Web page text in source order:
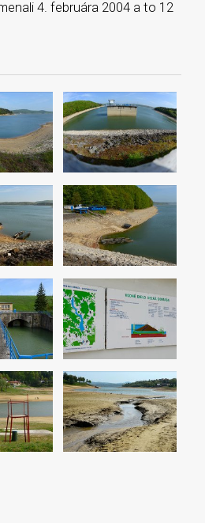
4. februára 2004 a to 12